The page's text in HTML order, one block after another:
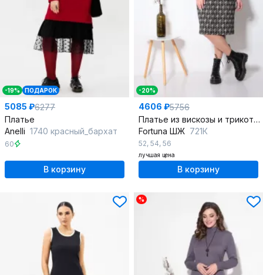
-19% ПОДАРОК
5085 ₽6277
Платье
Anelli 1740 красный_бархат
60
В корзину
-20%
4606 ₽5756
Платье из вискозы и трикотажа с кожаным карманом и поясом
Fortuna ШЖ 721К
52, 54, 56
лучшая цена
В корзину
%